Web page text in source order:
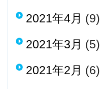
2021年4月 (9)
2021年3月 (5)
2021年2月 (6)